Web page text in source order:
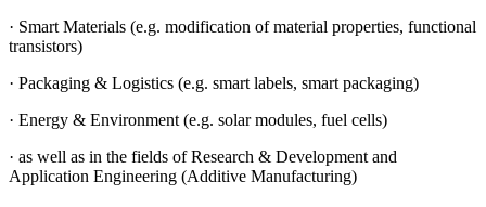
· Smart Materials (e.g. modification of material properties, functional
transistors)
· Packaging & Logistics (e.g. smart labels, smart packaging)
· Energy & Environment (e.g. solar modules, fuel cells)
· as well as in the fields of Research & Development and
Application Engineering (Additive Manufacturing)